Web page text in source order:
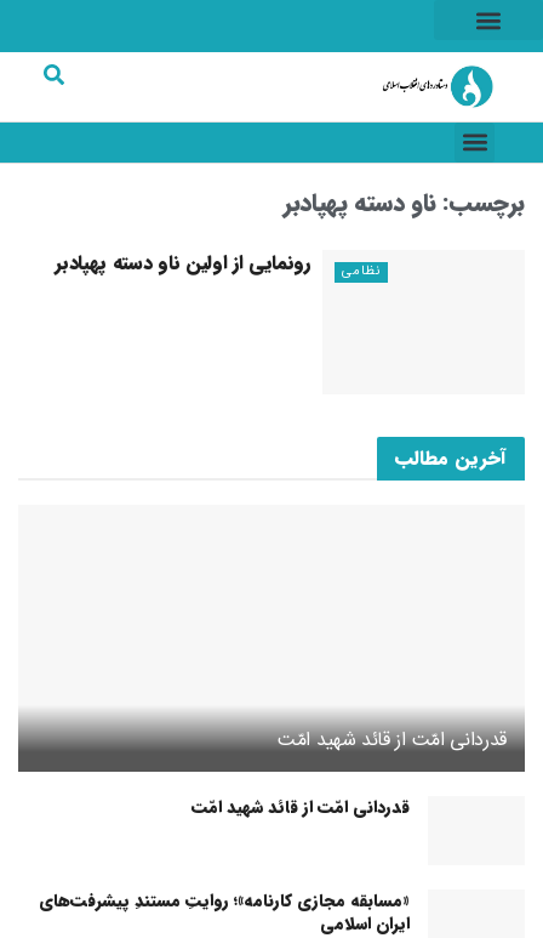
برچسب:ناو دسته پهپادبر
نظامی رونمایی از اولین ناو دسته پهپادبر
آخرین مطالب
قدردانی امّت از قائد شهید امّت
قدردانی امّت از قائد شهید امّت
«مسابقه مجازی کارنامه»؛ روایتِ مستندِ پیشرفت‌های
ایران اسلامی